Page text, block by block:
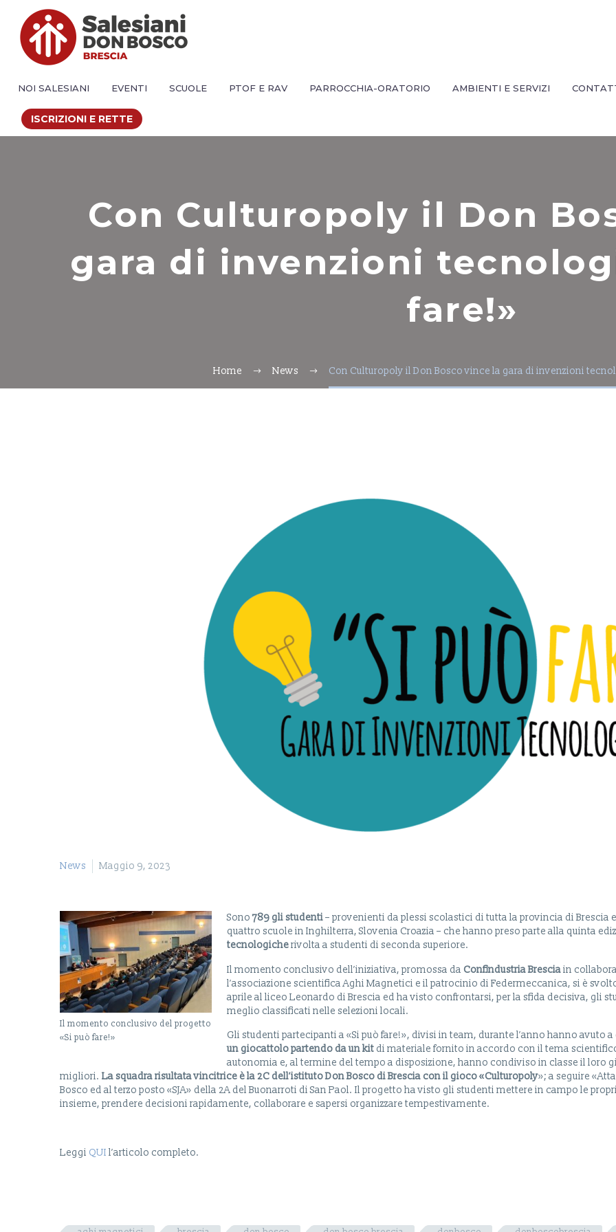
NOI SALESIANI EVENTI SCUOLE PTOF E RAV PARROCCHIA-ORATORIO AMBIENTI E SERVIZI
ISCRIZIONI E RETTE
Con Culturopoly il Don
gara di invenzioni
fare!»
Home News Con Culturopoly il Don Bosco vince la gara di invenzioni
News Maggio 9, 2023
Il momento conclusivo del progetto
«Si può fare!»
Sono789 gli studenti– provenienti da plessi scolastici di tutta la provincia di Brescia
quattro scuole in Inghilterra, Slovenia Croazia – che hanno preso parte alla quinta
tecnologicherivolta a studenti di seconda superiore.
Il momento conclusivo dell’iniziativa, promossa daConfindustria Bresciain
l’associazione scientifica Aghi Magnetici e il patrocinio di Federmeccanica, si è
aprile al liceo Leonardo di Brescia ed ha visto confrontarsi, per la sfida decisiva, gli
meglio classificati nelle selezioni locali.
Gli studenti partecipanti a «Si può fare!», divisi in team, durante l’anno hanno avuto a
un giocattolopartendo da un kit di materiale fornito in accordo con il tema
autonomia e, al termine del tempo a disposizione, hanno condiviso in classe il loro
migliori. La squadra risultata vincitrice è la 2C dell’istituto Don Bosco di Brescia con il gioco «Culturopoly»; a seguire
Bosco ed al terzo posto «SJA» della 2A del Buonarroti di San Paol. Il progetto ha visto gli studenti mettere in campo le
insieme, prendere decisioni rapidamente, collaborare e sapersi organizzare tempestivamente.
Leggi QUI l’articolo completo.